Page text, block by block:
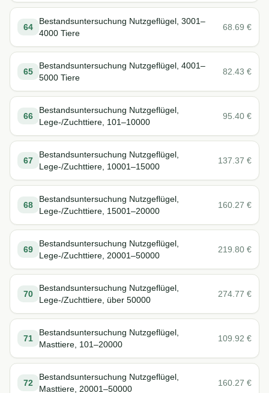
64
Bestandsuntersuchung Nutzgeflügel, 3001–
4000 Tiere
68.69 €
65
Bestandsuntersuchung Nutzgeflügel, 4001–
5000 Tiere
82.43 €
66
Bestandsuntersuchung Nutzgeflügel,
Lege-/Zuchttiere, 101–10000
95.40 €
67
Bestandsuntersuchung Nutzgeflügel,
Lege-/Zuchttiere, 10001–15000
137.37 €
68
Bestandsuntersuchung Nutzgeflügel,
Lege-/Zuchttiere, 15001–20000
160.27 €
69
Bestandsuntersuchung Nutzgeflügel,
Lege-/Zuchttiere, 20001–50000
219.80 €
70
Bestandsuntersuchung Nutzgeflügel,
Lege-/Zuchttiere, über 50000
274.77 €
71
Bestandsuntersuchung Nutzgeflügel,
Masttiere, 101–20000
109.92 €
72
Bestandsuntersuchung Nutzgeflügel,
Masttiere, 20001–50000
160.27 €